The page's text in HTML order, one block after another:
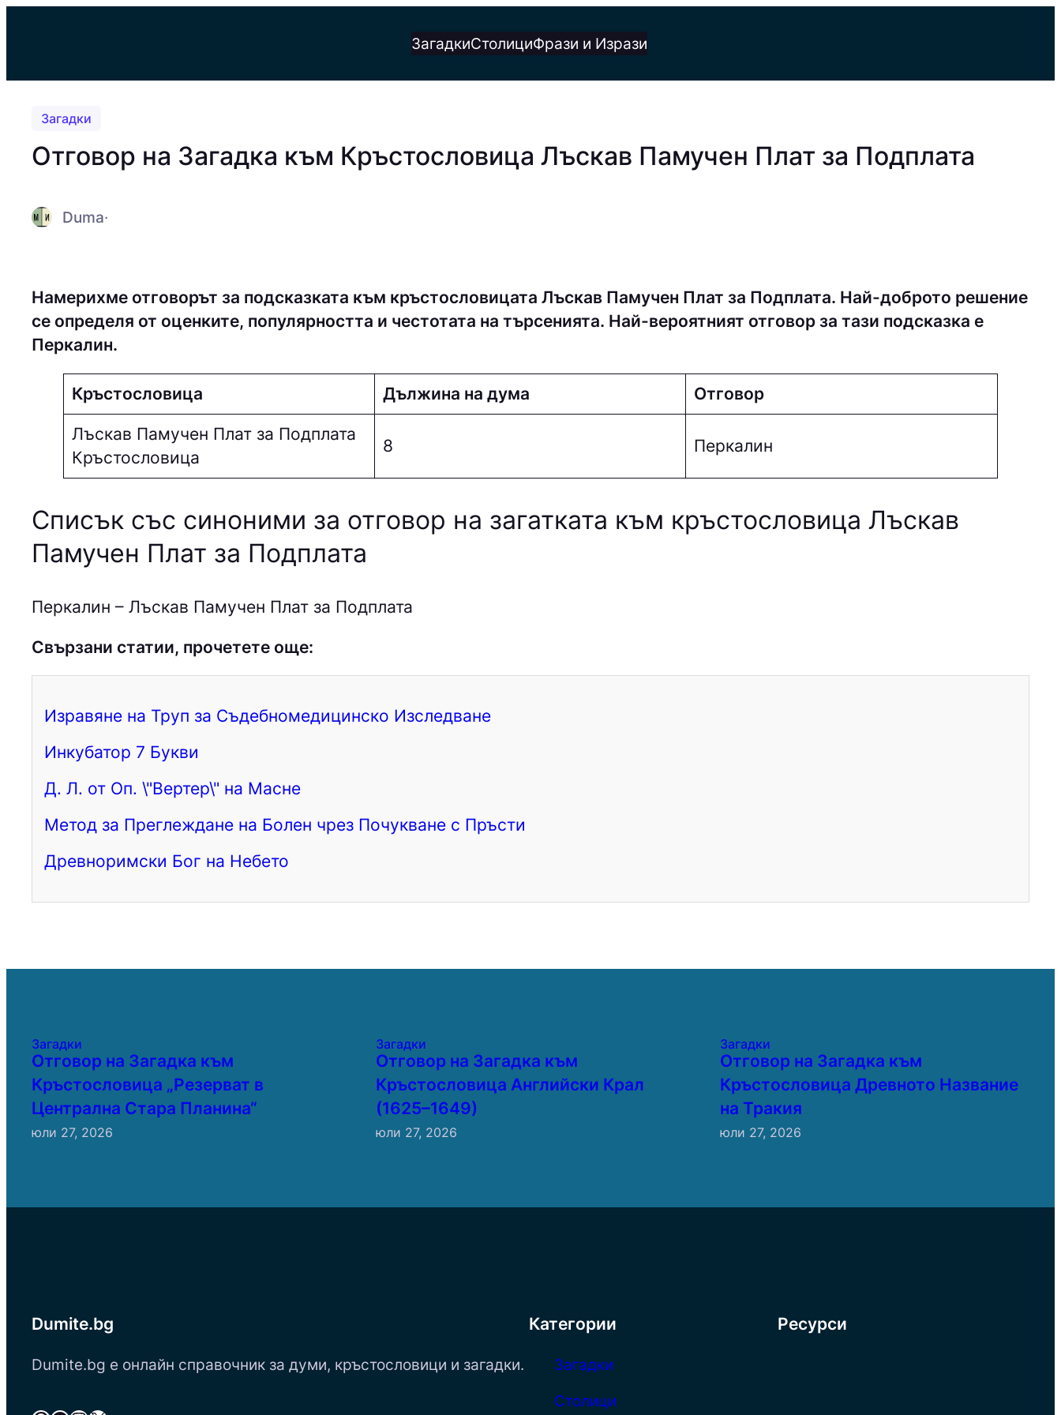
ЗагадкиСтолициФрази и Изрази
Загадки
Отговор на Загадка към Кръстословица Лъскав Памучен Плат за Подплата
Duma·
Намерихме отговорът за подсказката към кръстословицата Лъскав Памучен Плат за Подплата. Най-доброто решение
се определя от оценките, популярността и честотата на търсенията. Най-вероятният отговор за тази подсказка е
Пepкaлин.
Кръстословица Дължина на дума Отговор
Лъскав Памучен Плат за Подплата
Кръстословица
8 Пepкaлин
Списък със синоними за отговор на загатката към кръстословица Лъскав
Памучен Плат за Подплата
Пepкaлин – Лъскав Памучен Плат за Подплата
Свързани статии, прочетете още:
Изравяне на Труп за Съдебномедицинско Изследване
Инкубатор 7 Букви
Д. Л. от Оп. \"Вертер\" на Масне
Метод за Преглеждане на Болен чрез Почукване с Пръсти
Древноримски Бог на Небето
Загадки
Отговор на Загадка към
Кръстословица „Резерват в
Централна Стара Планина“
юли 27, 2026
Загадки
Отговор на Загадка към
Кръстословица Английски Крал
(1625–1649)
юли 27, 2026
Загадки
Отговор на Загадка към
Кръстословица Древното Название
на Тракия
юли 27, 2026
Dumite.bg
Dumite.bg е онлайн справочник за думи, кръстословици и загадки.
Категории
Загадки
Столици
Ресурси